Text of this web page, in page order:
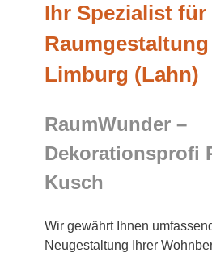
Ihr Spezialist für
Limburg (Lahn)
RaumWunder –
Dekorationsprofi
Kusch
Wir gewährt Ihnen
Neugestaltung Ihrer